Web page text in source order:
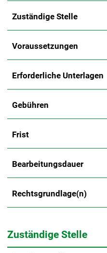
Zuständige Stelle
Voraussetzungen
Erforderliche Unterlagen
Gebühren
Frist
Bearbeitungsdauer
Rechtsgrundlage(n)
Zuständige Stelle